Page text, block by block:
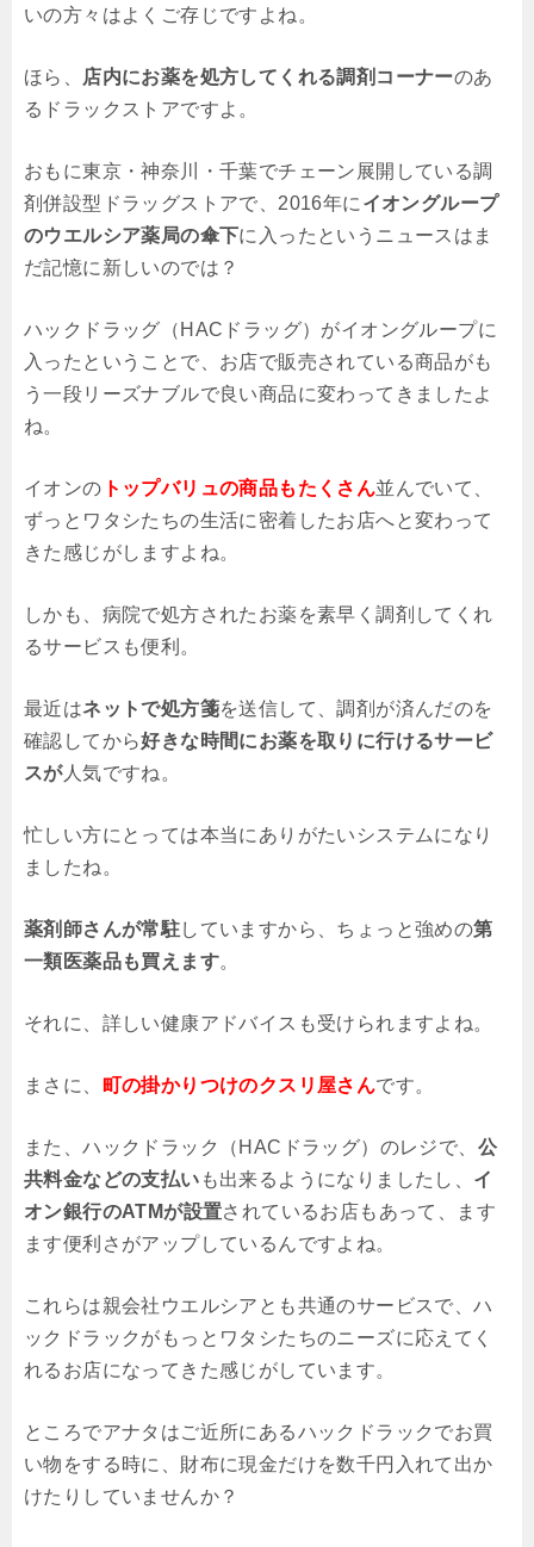
いの方々はよくご存じですよね。
ほら、 店内にお薬を処方してくれる調剤コーナーのあ
るドラックストアですよ。
おもに東京・神奈川・千葉でチェーン展開している調
剤併設型ドラッグストアで、2016年に イオングループ
のウエルシア薬局の傘下に入ったというニュースはま
だ記憶に新しいのでは？
ハックドラッグ（HACドラッグ）がイオングループに
入ったということで、お店で販売されている商品がも
う一段リーズナブルで良い商品に変わってきましたよ
ね。
イオンの トップバリュの商品もたくさん並んでいて、
ずっとワタシたちの生活に密着したお店へと変わって
きた感じがしますよね。
しかも、病院で処方されたお薬を素早く調剤してくれ
るサービスも便利。
最近はネットで処方箋を送信して、調剤が済んだのを
確認してから好きな時間にお薬を取りに行けるサービ
スが人気ですね。
忙しい方にとっては本当にありがたいシステムになり
ましたね。
薬剤師さんが常駐していますから、ちょっと強めの第
一類医薬品も買えます。
それに、詳しい健康アドバイスも受けられますよね。
まさに、 町の掛かりつけのクスリ屋さんです。
また、ハックドラック（HACドラッグ）のレジで、 公
共料金などの支払い も出来るようになりましたし、 イ
オン銀行のATMが設置されているお店もあって、ます
ます便利さがアップしているんですよね。
これらは親会社ウエルシアとも共通のサービスで、ハ
ックドラックがもっとワタシたちのニーズに応えてく
れるお店になってきた感じがしています。
ところでアナタはご近所にあるハックドラックでお買
い物をする時に、財布に現金だけを数千円入れて出か
けたりしていませんか？